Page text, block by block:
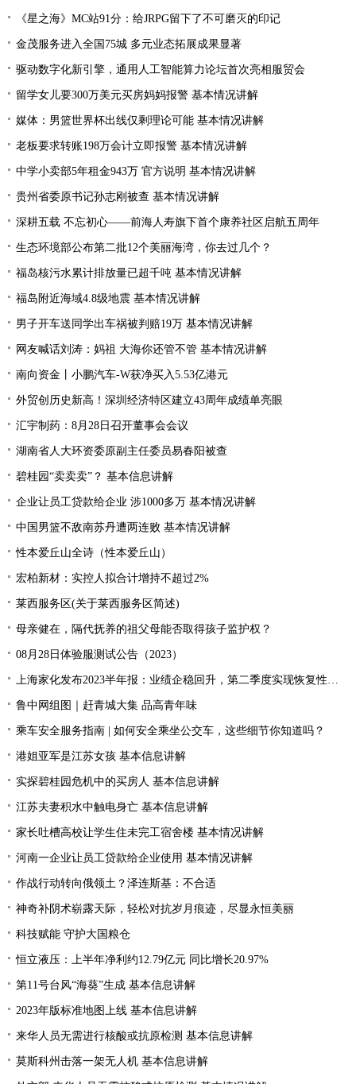
《星之海》MC站91分：给JRPG留下了不可磨灭的印记
金茂服务进入全国75城 多元业态拓展成果显著
驱动数字化新引擎，通用人工智能算力论坛首次亮相服贸会
留学女儿要300万美元买房妈妈报警 基本情况讲解
媒体：男篮世界杯出线仅剩理论可能 基本情况讲解
老板要求转账198万会计立即报警 基本情况讲解
中学小卖部5年租金943万 官方说明 基本情况讲解
贵州省委原书记孙志刚被查 基本情况讲解
深耕五载 不忘初心——前海人寿旗下首个康养社区启航五周年
生态环境部公布第二批12个美丽海湾，你去过几个？
福岛核污水累计排放量已超千吨 基本情况讲解
福岛附近海域4.8级地震 基本情况讲解
男子开车送同学出车祸被判赔19万 基本情况讲解
网友喊话刘涛：妈祖 大海你还管不管 基本情况讲解
南向资金丨小鹏汽车-W获净买入5.53亿港元
外贸创历史新高！深圳经济特区建立43周年成绩单亮眼
汇宇制药：8月28日召开董事会会议
湖南省人大环资委原副主任委员易春阳被查
碧桂园“卖卖卖”？ 基本信息讲解
企业让员工贷款给企业 涉1000多万 基本情况讲解
中国男篮不敌南苏丹遭两连败 基本情况讲解
性本爱丘山全诗（性本爱丘山）
宏柏新材：实控人拟合计增持不超过2%
莱西服务区(关于莱西服务区简述)
母亲健在，隔代抚养的祖父母能否取得孩子监护权？
08月28日体验服测试公告（2023）
上海家化发布2023半年报：业绩企稳回升，第二季度实现恢复性增长
鲁中网组图｜赶青城大集 品高青年味
乘车安全服务指南 | 如何安全乘坐公交车，这些细节你知道吗？
港姐亚军是江苏女孩 基本信息讲解
实探碧桂园危机中的买房人 基本信息讲解
江苏夫妻积水中触电身亡 基本信息讲解
家长吐槽高校让学生住未完工宿舍楼 基本情况讲解
河南一企业让员工贷款给企业使用 基本情况讲解
作战行动转向俄领土？泽连斯基：不合适
神奇补阴术崭露天际，轻松对抗岁月痕迹，尽显永恒美丽
科技赋能 守护大国粮仓
恒立液压：上半年净利约12.79亿元 同比增长20.97%
第11号台风“海葵”生成 基本信息讲解
2023年版标准地图上线 基本信息讲解
来华人员无需进行核酸或抗原检测 基本信息讲解
莫斯科州击落一架无人机 基本信息讲解